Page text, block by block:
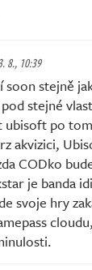
8., 10:39
soon stejně
stejné
ubisoft po
akvizici,
CODko
je banda
svoje hry